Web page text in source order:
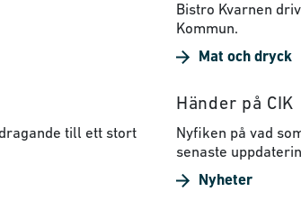
Bistro Kvarnen
Kommun.
Mat och dryck
till ett stort
Händer på CIK
Nyfiken på vad
senaste
Nyheter